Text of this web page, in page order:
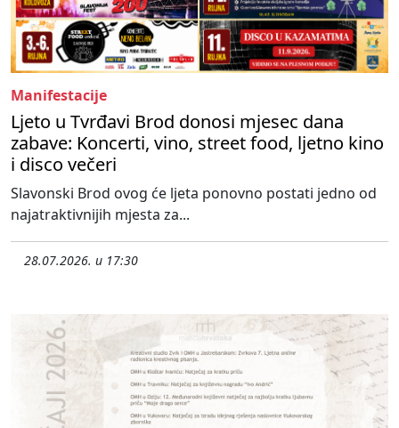
Manifestacije
Ljeto u Tvrđavi Brod donosi mjesec dana
zabave: Koncerti, vino, street food, ljetno kino
i disco večeri
Slavonski Brod ovog će ljeta ponovno postati jedno od
najatraktivnijih mjesta za...
28.07.2026. u 17:30